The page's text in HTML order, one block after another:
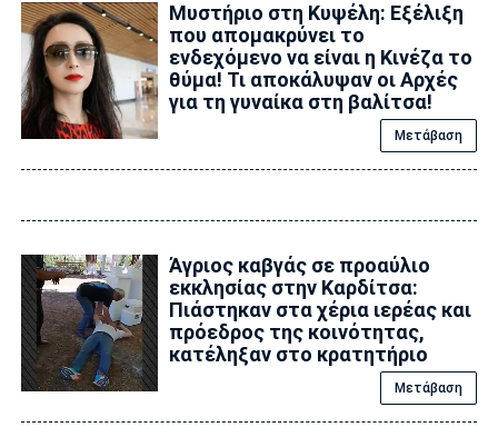
Μυστήριο στη Κυψέλη: Εξέλιξη
που απομακρύνει το
ενδεχόμενο να είναι η Κινέζα το
θύμα! Τι αποκάλυψαν οι Αρχές
για τη γυναίκα στη βαλίτσα!
Μετάβαση
Άγριος καβγάς σε προαύλιο
εκκλησίας στην Καρδίτσα:
Πιάστηκαν στα χέρια ιερέας και
πρόεδρος της κοινότητας,
κατέληξαν στο κρατητήριο
Μετάβαση